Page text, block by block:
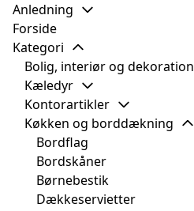
Anledning
Forside
Kategori
Bolig, interiør og dekoration
Kæledyr
Kontorartikler
Køkken og borddækning
Bordflag
Bordskåner
Børnebestik
Dækkeservietter